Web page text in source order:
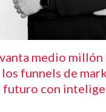
medio millón
funnels de
futuro con